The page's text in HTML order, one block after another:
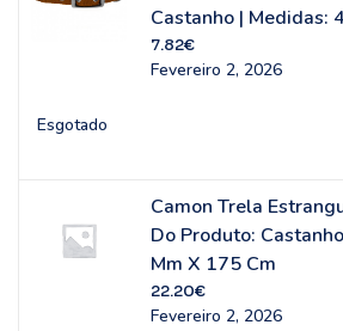
Castanho | Medidas:
7.82€
Fevereiro 2, 2026
Esgotado
Camon Trela
Do Produto:
Mm X 175 Cm
22.20€
Fevereiro 2, 2026